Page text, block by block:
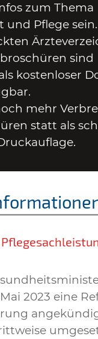
zum Thema
und Pflege sein.
sind
kostenloser
mehr
statt als
2023 eine